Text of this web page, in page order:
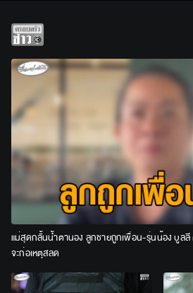
แม่สุดกลั้นน้ำตานอง ลูกชายถูกเพื่อน-รุ่นน้อง บูล
จะก่อเหตุสลด